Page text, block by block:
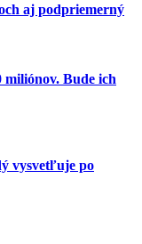
aj podpriemerný
miliónov. Bude ich
vysvetľuje po